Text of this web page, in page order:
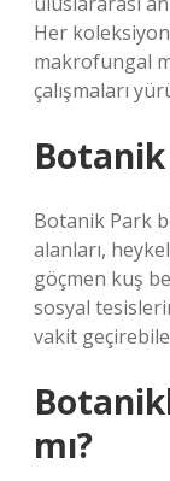
Her
makrofungal
çalışmaları
Botanik
Botanik Park
alanları,
göçmen kuş
sosyal
vakit
mı?